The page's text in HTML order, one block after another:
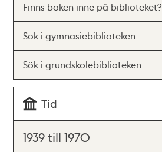
Finns boken inne på biblioteket?
Sök i gymnasiebiblioteken
Sök i grundskolebiblioteken
Tid
1939 till 1970